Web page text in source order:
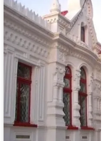
Шаляпин